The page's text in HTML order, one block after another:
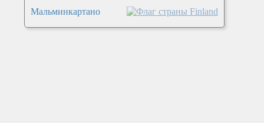
Мальминкартано